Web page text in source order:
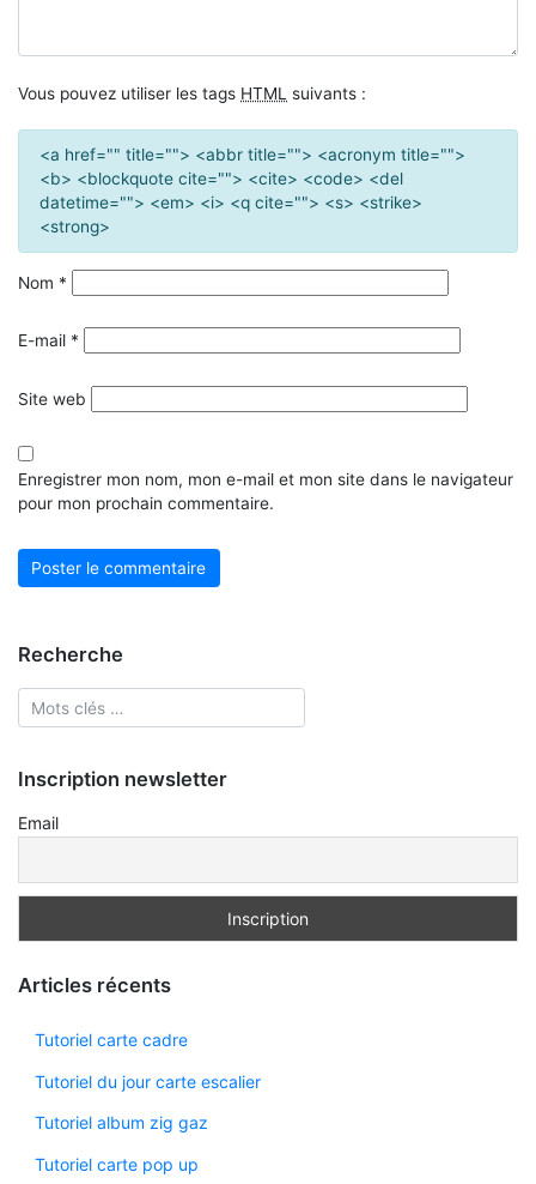
Vous pouvez utiliser les tags HTML suivants :
<a href="" title=""> <abbr title=""> <acronym title="">
<b> <blockquote cite=""> <cite> <code> <del
datetime=""> <em> <i> <q cite=""> <s> <strike>
<strong>
Nom *
E-mail *
Site web
Enregistrer mon nom, mon e-mail et mon site dans le navigateur
pour mon prochain commentaire.
Recherche
Inscription newsletter
Email
Articles récents
Tutoriel carte cadre
Tutoriel du jour carte escalier
Tutoriel album zig gaz
Tutoriel carte pop up